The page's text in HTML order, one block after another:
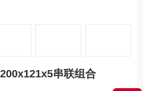
串联组合